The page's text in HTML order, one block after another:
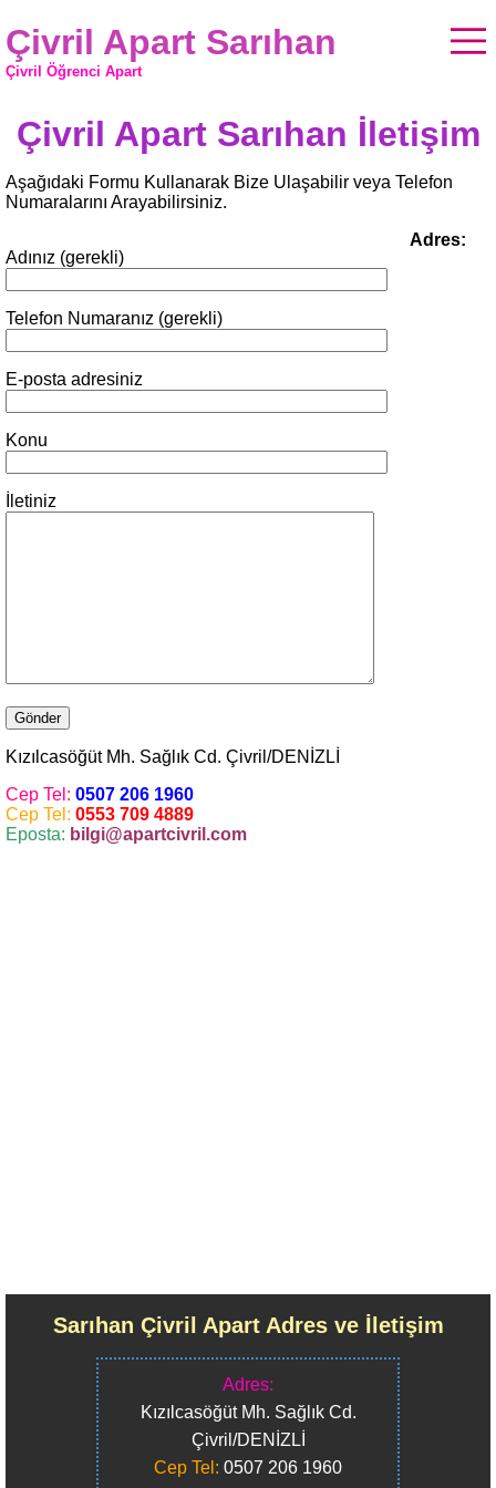
Çivril Apart Sarıhan
Çivril Öğrenci Apart
Çivril Apart Sarıhan İletişim
Aşağıdaki Formu Kullanarak Bize Ulaşabilir veya Telefon
Numaralarını Arayabilirsiniz.
Adınız (gerekli)
Telefon Numaranız (gerekli)
E-posta adresiniz
Konu
İletiniz
Adres:
Kızılcasöğüt Mh. Sağlık Cd. Çivril/DENİZLİ
Cep Tel: 0507 206 1960
Cep Tel: 0553 709 4889
Eposta: bilgi@apartcivril.com
Sarıhan Çivril Apart Adres ve İletişim
Adres:
Kızılcasöğüt Mh. Sağlık Cd.
Çivril/DENİZLİ
Cep Tel: 0507 206 1960